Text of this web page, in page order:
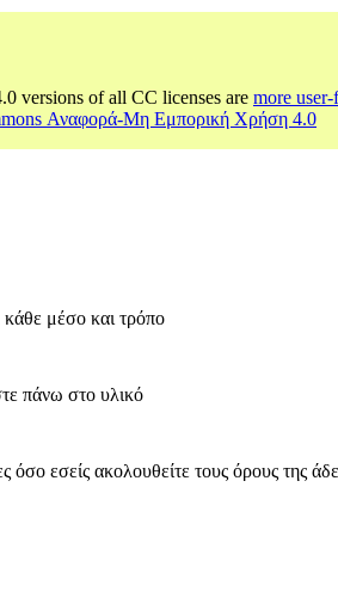
versions of all CC licenses are more
Αναφορά-Μη Εμπορική Χρήση 4.0
κάθε μέσο και τρόπο
πάνω στο υλικό
όσο εσείς ακολουθείτε τους όρους της